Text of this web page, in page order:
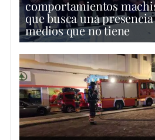
comportamientos
que busca una
medios que no tiene